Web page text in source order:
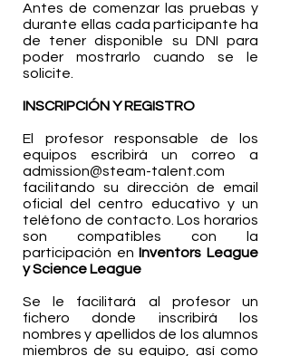
Antes de comenzar las pruebas y
durante ellas cada participante ha
de tener disponible su DNI para
poder mostrarlo cuando se le
solicite.
INSCRIPCIÓN Y REGISTRO
El profesor responsable de los
equipos escribirá un correo a
admission@steam-talent.com
facilitando su dirección de email
oficial del centro educativo y un
teléfono de contacto.Los horarios
son compatibles con la
participación en Inventors League
y Science League
Se le facilitará al profesor un
fichero donde inscribirá los
nombres y apellidos de los alumnos
miembros de su equipo, así como